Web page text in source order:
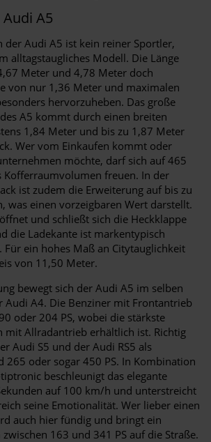
A5
der Audi A5 ist kein reiner Sportler,
alltagstaugliches Modell. Die Länge
Meter und 4,78 Meter doch
von nur 1,36 Meter und maximalen
hervorzuheben. Das große
A5 kommt durch einen breiten
1,84 Meter und bis zu 1,87 Meter
Wer vom Einkaufen kommt oder
möchte, darf sich auf 465
Kofferraumvolumen freuen. In der
ist zudem die Erweiterung auf bis zu
was einen vorzeigbaren Wert darstellt.
und schließt sich die Heckklappe
die Ladekante ist markentypisch
Für ein hohes Maß an Citytauglichkeit
von 11,50 Meter.
bewegt sich der Audi A5 im selben
Audi A4. Die Benziner mit Frontantrieb
oder 204 PS, wobei die stärkste
mit Allradantrieb erhältlich ist. Richtig
Audi S5 und der Audi RS5 als
265 oder sogar 450 PS. In Kombination
beschleunigt das elegante
auf 100 km/h und unterstreicht
seine Emotionalität. Wer lieber einen
auch hier fündig und bringt ein
163 und 341 PS auf die Straße.